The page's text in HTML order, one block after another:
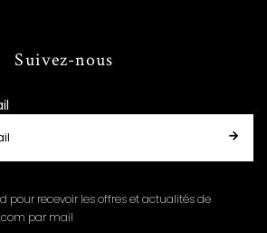
Suivez-nous
pour recevoir les offres et actualités de
par mail